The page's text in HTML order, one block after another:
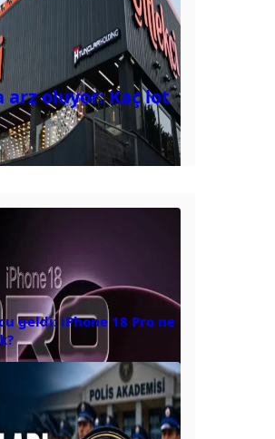
arz oluyor: Kaç lot
geldi: iPhone 18 Pro ne